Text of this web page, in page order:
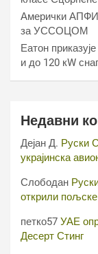
Амерички
за УССОЦОМ
Еатон
и до 120 кW
Недавни
Дејан Д. Руски
украјинска
Слободан
открили
петко57 УАЕ
Десерт Стинг